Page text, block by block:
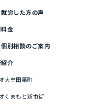
労した⽅の声
⾦
個別相談のご案内
介
大牟田築町
くまもと新市街